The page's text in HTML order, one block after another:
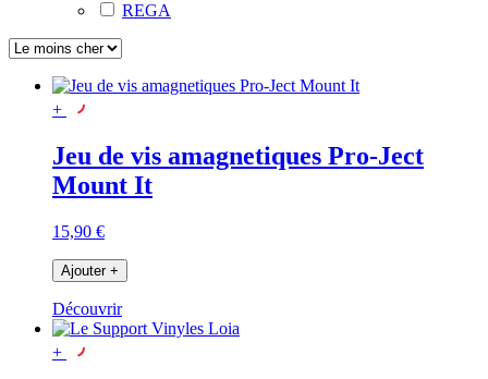
REGA
+
Jeu de vis amagnetiques Pro-Ject
Mount It
15,90 €
Ajouter +
Découvrir
+